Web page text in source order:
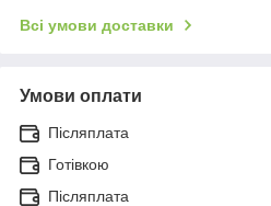
Всі умови доставки
Умови оплати
Післяплата
Готівкою
Післяплата